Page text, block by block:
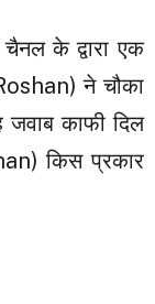
के द्वारा एक
ने चौका
जवाब काफी दिल
किस प्रकार